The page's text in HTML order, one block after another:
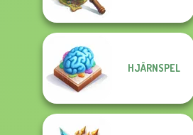
HJÄRNSPEL